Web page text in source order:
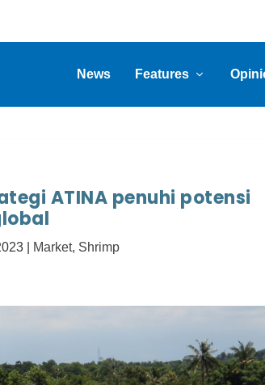
News Features
ATINA penuhi potensi
Market, Shrimp